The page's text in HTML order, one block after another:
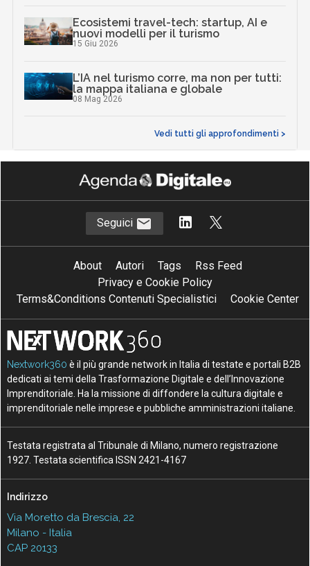
Ecosistemi travel-tech: startup, AI e
nuovi modelli per il turismo
15 Giu 2026
L’IA nel turismo corre, ma non per tutti:
la mappa italiana e globale
08 Mag 2026
Vedi tutti gli approfondimenti >
Seguici
About Autori Tags
Rss Feed
Privacy e Cookie Policy
Terms&Conditions Contenuti Specialistici
Cookie Center
Nextwork360 è il più grande network in Italia di testate e portali B2B
dedicati ai temi della Trasformazione Digitale e dell’Innovazione
Imprenditoriale. Ha la missione di diffondere la cultura digitale e
imprenditoriale nelle imprese e pubbliche amministrazioni italiane.
Testata registrata al Tribunale di Milano, numero registrazione
1927. Testata scientifica ISSN 2421-4167
Indirizzo
Via Moretto da Brescia, 22
Milano - Italia
CAP 20133